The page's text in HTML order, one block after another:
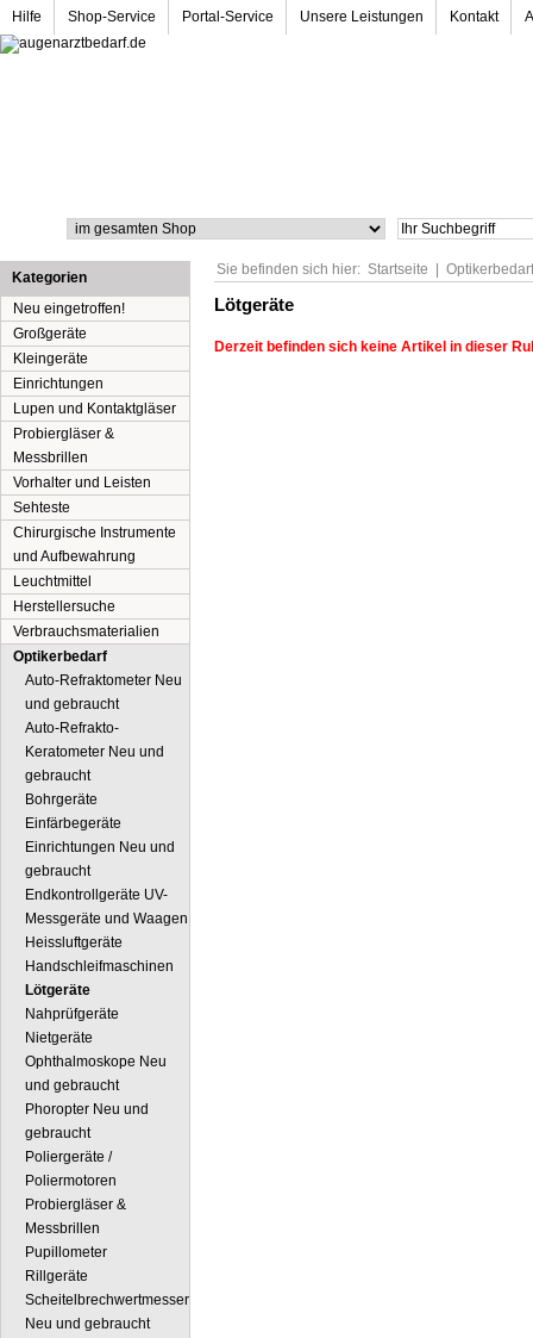
Hilfe Shop-Service Portal-Service Unsere Leistungen Kontakt
Sie befinden sich hier: Startseite Optikerbedarf
Lötgeräte
Derzeit befinden sich keine Artikel in dieser
Kategorien
Neu eingetroffen!
Großgeräte
Kleingeräte
Einrichtungen
Lupen und Kontaktgläser
Probiergläser &
Messbrillen
Vorhalter und Leisten
Sehteste
Chirurgische Instrumente
und Aufbewahrung
Leuchtmittel
Herstellersuche
Verbrauchsmaterialien
Optikerbedarf
Auto-Refraktometer Neu
und gebraucht
Auto-Refrakto-
Keratometer Neu und
gebraucht
Bohrgeräte
Einfärbegeräte
Einrichtungen Neu und
gebraucht
Endkontrollgeräte UV-
Messgeräte und Waagen
Heissluftgeräte
Handschleifmaschinen
Lötgeräte
Nahprüfgeräte
Nietgeräte
Ophthalmoskope Neu
und gebraucht
Phoropter Neu und
gebraucht
Poliergeräte /
Poliermotoren
Probiergläser &
Messbrillen
Pupillometer
Rillgeräte
Scheitelbrechwertmesser
Neu und gebraucht